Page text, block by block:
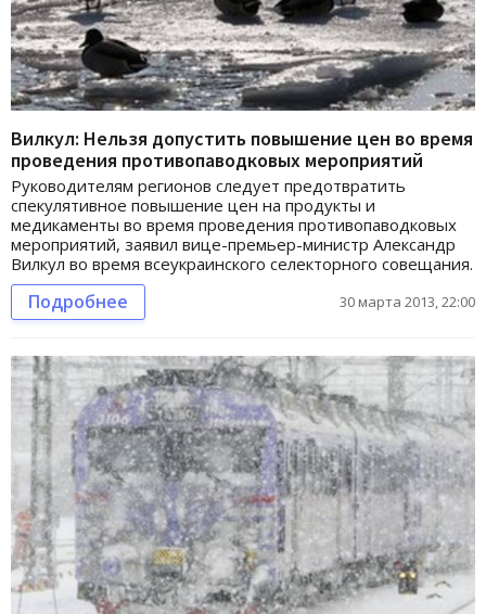
Вилкул: Нельзя допустить повышение цен во время
проведения противопаводковых мероприятий
Руководителям регионов следует предотвратить
спекулятивное повышение цен на продукты и
медикаменты во время проведения противопаводковых
мероприятий, заявил вице-премьер-министр Александр
Вилкул во время всеукраинского селекторного совещания.
Подробнее 30 марта 2013, 22:00